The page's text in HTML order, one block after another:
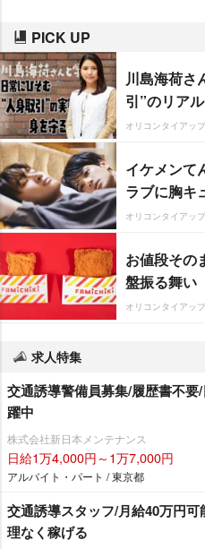
PICK UP
川島海荷さ
引”のリアル
オリコンタイアッ
イケメンて
ラブに胸キ
オリコンタイアッ
お値段その
盤振る舞い
オリコンタイアッ
求人特集
交通誘導警備員募集/履歴書不
躍中
株式会社新日本メンテナンス
日給1万4,000円～1万7,000円
アルバイト・パート / 東京都
交通誘導スタッフ/月給40万円
理なく稼げる